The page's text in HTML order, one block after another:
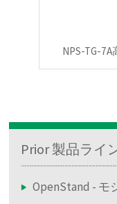
NPS-TG-
Prior 製品ライ
OpenStand -